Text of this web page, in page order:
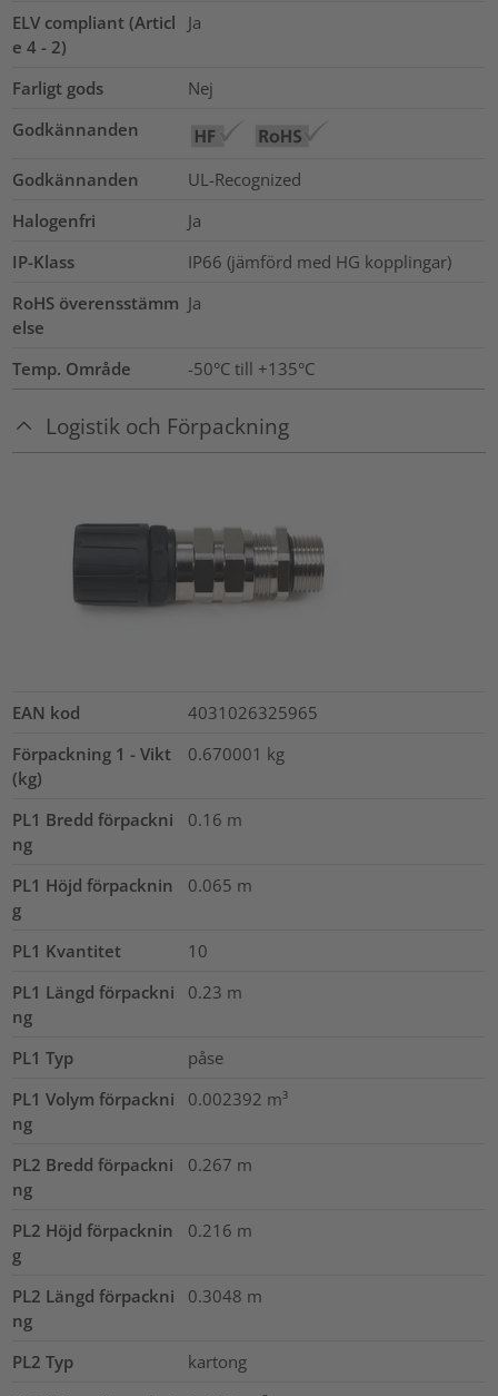
ELV compliant (Articl
e 4 - 2)
Ja
Farligt gods
Nej
Godkännanden
Godkännanden
UL-Recognized
Halogenfri
Ja
IP-Klass
IP66 (jämförd med HG kopplingar)
RoHS överensstämm
else
Ja
Temp. Område -50°C till +135°C
Logistik och Förpackning
EAN kod
4031026325965
Förpackning 1 - Vikt
(kg)
0.670001 kg
PL1 Bredd förpackni
ng
0.16 m
PL1 Höjd förpacknin
g
0.065 m
PL1 Kvantitet
10
PL1 Längd förpackni
ng
0.23 m
PL1 Typ
påse
PL1 Volym förpackni
ng
0.002392 m³
PL2 Bredd förpackni
ng
0.267 m
PL2 Höjd förpacknin
g
0.216 m
PL2 Längd förpackni
ng
0.3048 m
PL2 Typ
kartong